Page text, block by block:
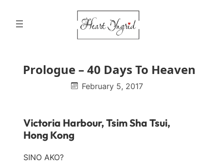
Prologue – 40 Days To Heaven
February 5, 2017
Victoria Harbour, Tsim Sha Tsui,
Hong Kong
SINO AKO?